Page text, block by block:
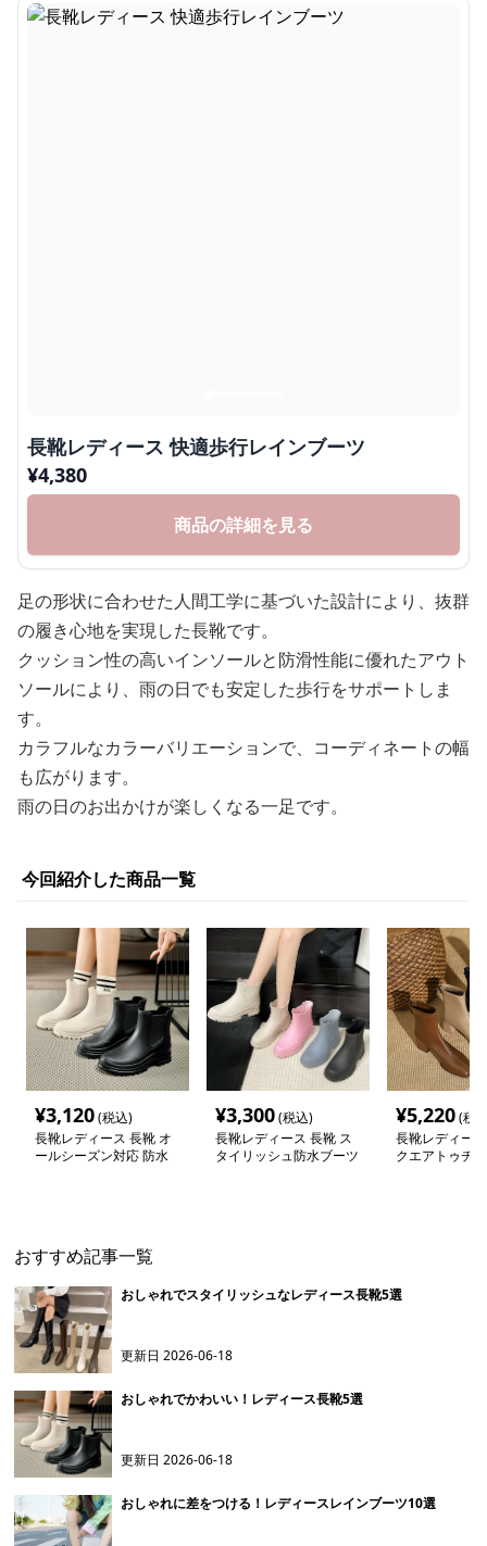
長靴レディース 快適歩行レインブーツ
¥4,380
商品の詳細を見る
足の形状に合わせた人間工学に基づいた設計により、抜群
の履き心地を実現した長靴です。
クッション性の高いインソールと防滑性能に優れたアウト
ソールにより、雨の日でも安定した歩行をサポートしま
す。
カラフルなカラーバリエーションで、コーディネートの幅
も広がります。
雨の日のお出かけが楽しくなる一足です。
今回紹介した商品一覧
¥3,120(税込)
長靴レディース 長靴 オ
ールシーズン対応 防水
¥3,300(税込)
長靴レディース 長靴 ス
タイリッシュ防水ブーツ
¥5,220(税
長靴レディー
クエアトゥチ
おすすめ記事一覧
おしゃれでスタイリッシュなレディース長靴5選
更新日2026-06-18
おしゃれでかわいい！レディース長靴5選
更新日2026-06-18
おしゃれに差をつける！レディースレインブーツ10選